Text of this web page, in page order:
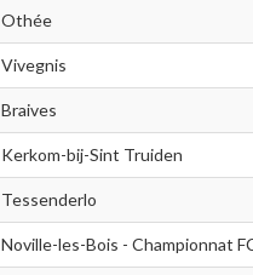
Othée
Vivegnis
Braives
Kerkom-bij-Sint Truiden
Tessenderlo
Noville-les-Bois - Championnat